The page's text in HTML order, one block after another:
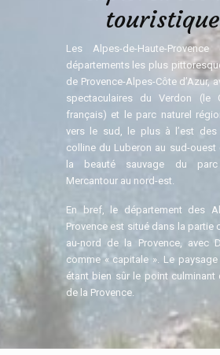
Les Alpes-de-Haute-
départements les plus
de Provence-Alpes-Côte d’Azur,
spectaculaires du Verdon (le
français) et le parc naturel
vers le sud, le plus à l’est
colline du Luberon au sud-ouest
la beauté sauvage du
Mercantour au nord-est.
En bref, le département des
Provence est situé dans la partie
au-nord de la Provence, avec
comme « capitale ». Le
étant bien sûr le point culminant
de la Provence.